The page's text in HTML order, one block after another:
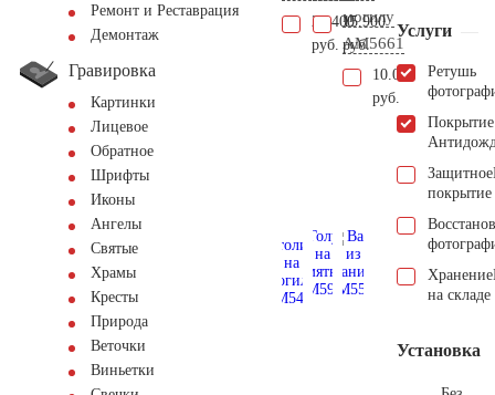
Ремонт и Реставрация
Демонтаж
Гравировка
Картинки
Лицевое
Обратное
Шрифты
Иконы
Ангелы
Святые
Храмы
Кресты
Природа
Веточки
Виньетки
25.400
руб.
15.900
руб.
могилу
AM5661
10.000
руб.
Услуги
Ретушь
Покрытие
Защитное
покрытие
Хранение
на складе
Установка